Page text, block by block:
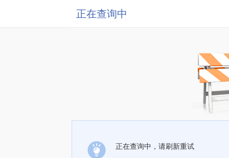
正在查询中
正在查询中，请刷新重试